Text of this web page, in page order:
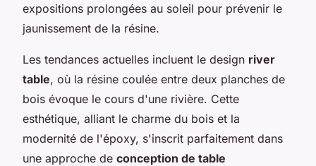
expositions prolongées au soleil pour prévenir le
jaunissement de la résine.
Les tendances actuelles incluent le design river
table, où la résine coulée entre deux planches de
bois évoque le cours d'une rivière. Cette
esthétique, alliant le charme du bois et la
modernité de l'époxy, s'inscrit parfaitement dans
une approche de conception de table